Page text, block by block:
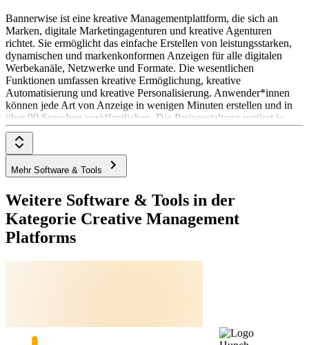
Bannerwise ist eine kreative Managementplattform, die sich an
Marken, digitale Marketingagenturen und kreative Agenturen
richtet. Sie ermöglicht das einfache Erstellen von leistungsstarken,
dynamischen und markenkonformen Anzeigen für alle digitalen
Werbekanäle, Netzwerke und Formate. Die wesentlichen
Funktionen umfassen kreative Ermöglichung, kreative
Automatisierung und kreative Personalisierung. Anwender*innen
können jede Art von Anzeige in wenigen Minuten erstellen und in
über 90 Sprachen veröffentlichen. Die Preisgestaltung variiert je
nach den spezifischen Anforderungen der Anwender*innen.
Mehr Software & Tools
Weitere Software & Tools in der
Kategorie Creative Management
Platforms